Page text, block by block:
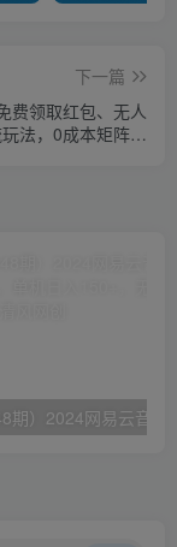
下一篇
费领取红包、无人
法，0成本矩阵日